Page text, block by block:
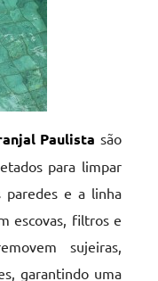
Paulista são
para limpar
e a linha
escovas, filtros e
sujeiras,
garantindo uma